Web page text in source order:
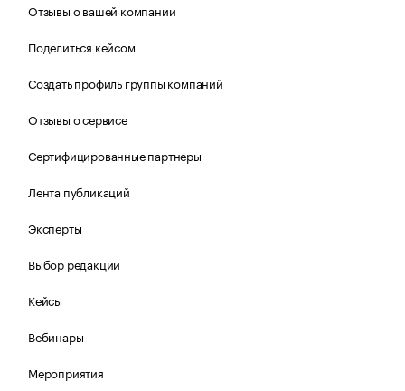
Отзывы о вашей компании
Поделиться кейсом
Создать профиль группы компаний
Отзывы о сервисе
Сертифицированные партнеры
Лента публикаций
Эксперты
Выбор редакции
Кейсы
Вебинары
Мероприятия